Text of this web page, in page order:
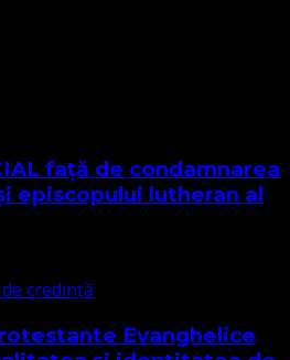
față de condamnarea
episcopului lutheran al
credință
Evanghelice